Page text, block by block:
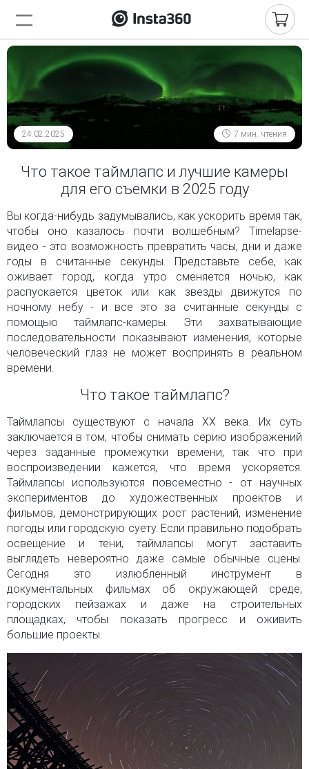
24.02.2025 7 мин. чтения
Что такое таймлапс и лучшие камеры
для его съемки в 2025 году
Вы когда-нибудь задумывались, как ускорить время так,
чтобы оно казалось почти волшебным? Timelapse-
видео - это возможность превратить часы, дни и даже
годы в считанные секунды. Представьте себе, как
оживает город, когда утро сменяется ночью, как
распускается цветок или как звезды движутся по
ночному небу - и все это за считанные секунды с
помощью таймлапс-камеры. Эти захватывающие
последовательности показывают изменения, которые
человеческий глаз не может воспринять в реальном
времени.
Что такое таймлапс?
Таймлапсы существуют с начала XX века. Их суть
заключается в том, чтобы снимать серию изображений
через заданные промежутки времени, так что при
воспроизведении кажется, что время ускоряется.
Таймлапсы используются повсеместно - от научных
экспериментов до художественных проектов и
фильмов, демонстрирующих рост растений, изменение
погоды или городскую суету. Если правильно подобрать
освещение и тени, таймлапсы могут заставить
выглядеть невероятно даже самые обычные сцены.
Сегодня это излюбленный инструмент в
документальных фильмах об окружающей среде,
городских пейзажах и даже на строительных
площадках, чтобы показать прогресс и оживить
большие проекты.